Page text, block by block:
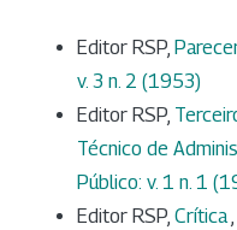
Editor RSP,
v. 3 n. 2 (1953)
Editor RSP,
Técnico de
Público: v. 1 n. 1
Editor RSP, Crítica,